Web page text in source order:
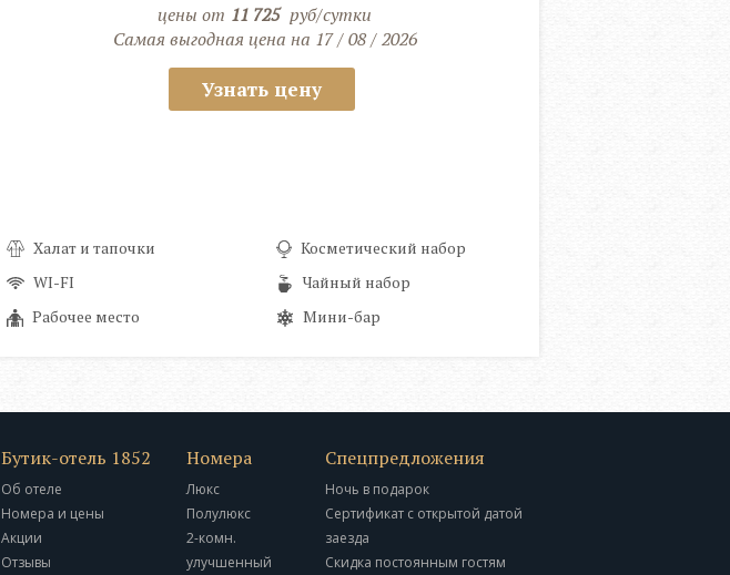
цены от 11 725 руб/сутки
Самая выгодная цена на 17 / 08 / 2026
Узнать цену
Халат и тапочки
Косметический набор
WI-FI
Чайный набор
Рабочее место Мини-бар
Бутик-отель 1852
Об отеле
Номера и цены
Акции
Отзывы
Номера
Люкс
Полулюкс
2-комн.
улучшенный
Спецпредложения
Ночь в подарок
Сертификат с открытой датой
заезда
Скидка постоянным гостям